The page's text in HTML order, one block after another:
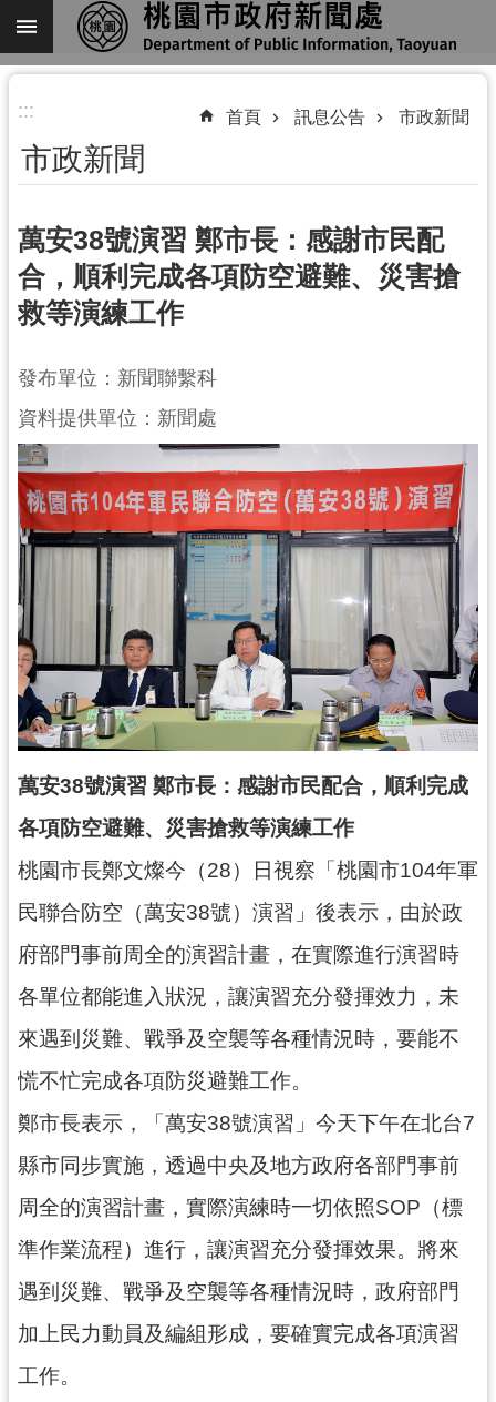
跳到主要內容區塊
進
搜
尋
關
於
們
機
關
通
訊
錄
業
務
資
訊
訊
息
公
告
便
民
服
政
府
資
公
開
回
首
網
站
導
市
政
::: 首頁 訊息公告 市政新聞
市政新聞
萬安38號演習 鄭市長：感謝市民配
合，順利完成各項防空避難、災害搶
救等演練工作
發布單位：新聞聯繫科
資料提供單位：新聞處
萬安38號演習 鄭市長：感謝市民配合，順利完成
各項防空避難、災害搶救等演練工作
桃園市長鄭文燦今（28）日視察「桃園市104年軍
民聯合防空（萬安38號）演習」後表示，由於政
府部門事前周全的演習計畫，在實際進行演習時
各單位都能進入狀況，讓演習充分發揮效力，未
來遇到災難、戰爭及空襲等各種情況時，要能不
慌不忙完成各項防災避難工作。
鄭市長表示，「萬安38號演習」今天下午在北台7
縣市同步實施，透過中央及地方政府各部門事前
周全的演習計畫，實際演練時一切依照SOP（標
準作業流程）進行，讓演習充分發揮效果。將來
遇到災難、戰爭及空襲等各種情況時，政府部門
加上民力動員及編組形成，要確實完成各項演習
工作。